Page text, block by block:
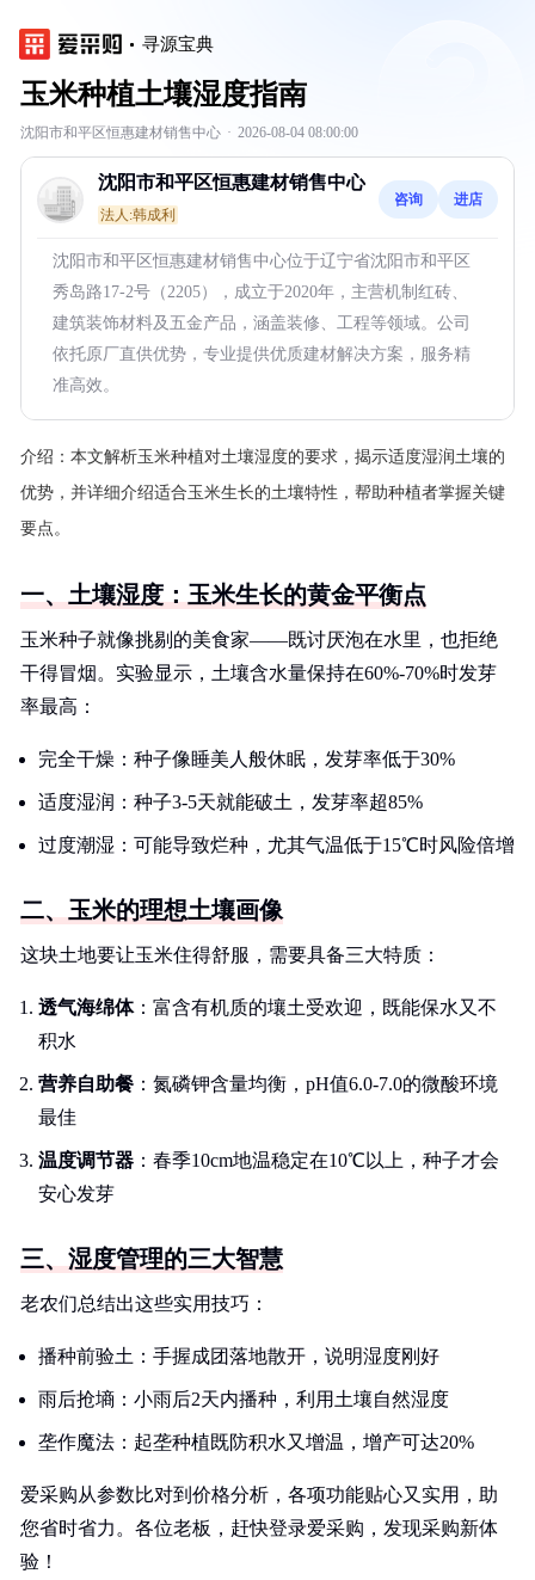
寻源宝典
玉米种植土壤湿度指南
沈阳市和平区恒惠建材销售中心 · 2026-08-04 08:00:00
沈阳市和平区恒惠建材销售中心
法人:韩成利
咨询 进店
沈阳市和平区恒惠建材销售中心位于辽宁省沈阳市和平区
秀岛路17-2号（2205），成立于2020年，主营机制红砖、
建筑装饰材料及五金产品，涵盖装修、工程等领域。公司
依托原厂直供优势，专业提供优质建材解决方案，服务精
准高效。
介绍： 本文解析玉米种植对土壤湿度的要求，揭示适度湿润土壤的
优势，并详细介绍适合玉米生长的土壤特性，帮助种植者掌握关键
要点。
一、土壤湿度：玉米生长的黄金平衡点
玉米种子就像挑剔的美食家——既讨厌泡在水里，也拒绝
干得冒烟。实验显示，土壤含水量保持在60%-70%时发芽
率最高：
完全干燥：种子像睡美人般休眠，发芽率低于30%
适度湿润：种子3-5天就能破土，发芽率超85%
过度潮湿：可能导致烂种，尤其气温低于15℃时风险倍增
二、玉米的理想土壤画像
这块土地要让玉米住得舒服，需要具备三大特质：
透气海绵体：富含有机质的壤土受欢迎，既能保水又不
积水
营养自助餐 ：氮磷钾含量均衡，pH值6.0-7.0的微酸环境
最佳
温度调节器 ：春季10cm地温稳定在10℃以上，种子才会
安心发芽
三、湿度管理的三大智慧
老农们总结出这些实用技巧：
播种前验土：手握成团落地散开，说明湿度刚好
雨后抢墒：小雨后2天内播种，利用土壤自然湿度
垄作魔法：起垄种植既防积水又增温，增产可达20%
爱采购从参数比对到价格分析，各项功能贴心又实用，助
您省时省力。各位老板，赶快登录爱采购，发现采购新体
验！